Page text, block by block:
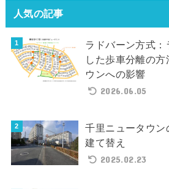
人気の記事
ラドバーン方式
した歩車分離の
ウンへの影響
2026.06.05
千里ニュータウ
建て替え
2025.02.23